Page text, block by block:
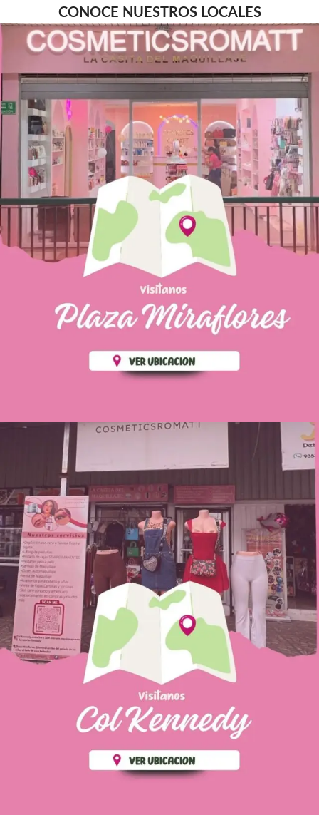
CONOCE NUESTROS LOCALES